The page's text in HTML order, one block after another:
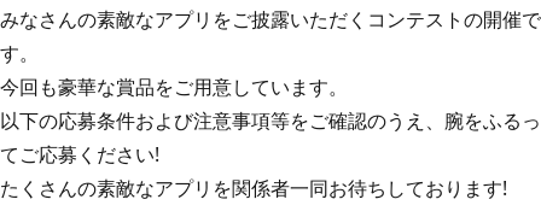
みなさんの素敵なアプリをご披露いただくコンテストの開催で
す。
今回も豪華な賞品をご用意しています。
以下の応募条件および注意事項等をご確認のうえ、腕をふるっ
てご応募ください!
たくさんの素敵なアプリを関係者一同お待ちしております!